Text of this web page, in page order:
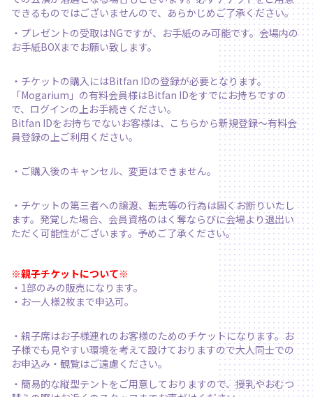
できるものではございませんので、あらかじめご了承ください。
・プレゼントの受取はNGですが、お手紙のみ可能です。会場内の
お手紙BOXまでお願い致します。
・チケットの購入にはBitfan IDの登録が必要となります。
「Mogarium」の有料会員様はBitfan IDをすでにお持ちですの
で、ログインの上お手続きください。
Bitfan IDをお持ちでないお客様は、 こちらから新規登録〜有料会
員登録の上ご利用ください。
・ご購入後のキャンセル、変更はできません。
・チケットの第三者への譲渡、転売等の行為は固くお断りいたし
ます。発覚した場合、会員資格のはく奪ならびに会場より退出い
ただく可能性がございます。予めご了承ください。
※親子チケットについて※
・1部のみの販売になります。
・お一人様2枚まで申込可。
・親子席はお子様連れのお客様のためのチケットになります。お
子様でも見やすい環境を考えて設けておりますので大人同士での
お申込み・観覧はご遠慮ください。
・簡易的な縦型テントをご用意しておりますので、授乳やおむつ